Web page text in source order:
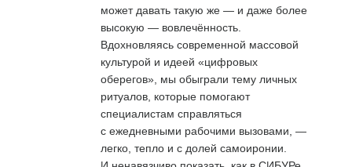
может давать такую же — и даже более
высокую — вовлечённость.
Вдохновляясь современной массовой
культурой и идеей «цифровых
оберегов», мы обыграли тему личных
ритуалов, которые помогают
специалистам справляться
с ежедневными рабочими вызовами, —
легко, тепло и с долей самоиронии.